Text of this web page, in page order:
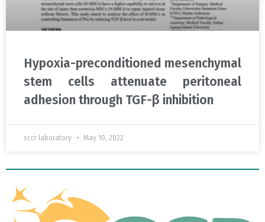
Hypoxia-preconditioned mesenchymal
stem cells attenuate peritoneal
adhesion through TGF-β inhibition
sccr laboratory May 10, 2022